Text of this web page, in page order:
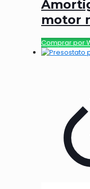
motor
Comprar por